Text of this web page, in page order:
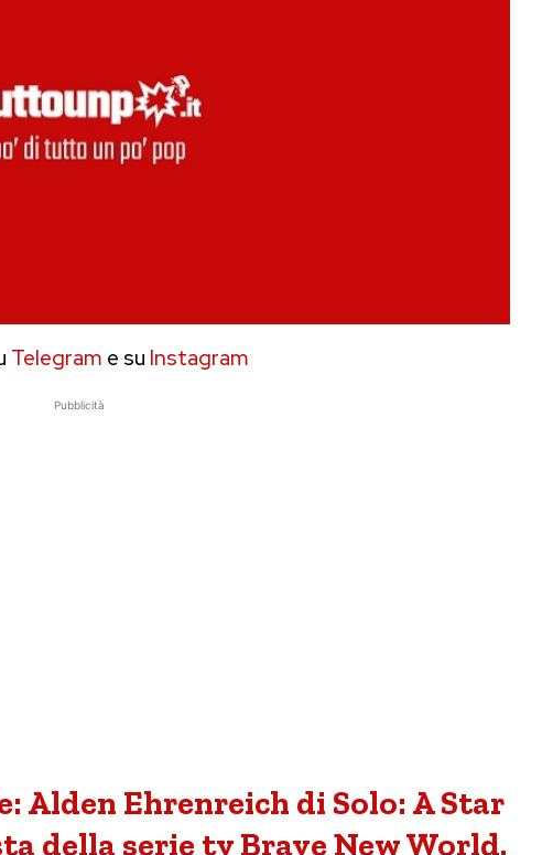
Telegram e su Instagram
Pubblicità
Alden Ehrenreich di Solo: A Star
della serie tv Brave New World.